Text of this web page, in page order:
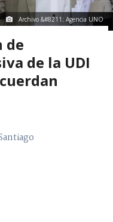
Archivo &#8211; Agencia UNO
de
de la UDI